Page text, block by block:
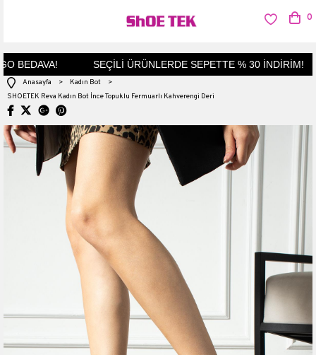
BEDAVA! SEÇİLİ ÜRÜNLERDE SEPETTE % 30 İNDİRİM!
0
Anasayfa > Kadın Bot
>
SHOETEK Reva Kadın Bot İnce Topuklu Fermuarlı Kahverengi Deri